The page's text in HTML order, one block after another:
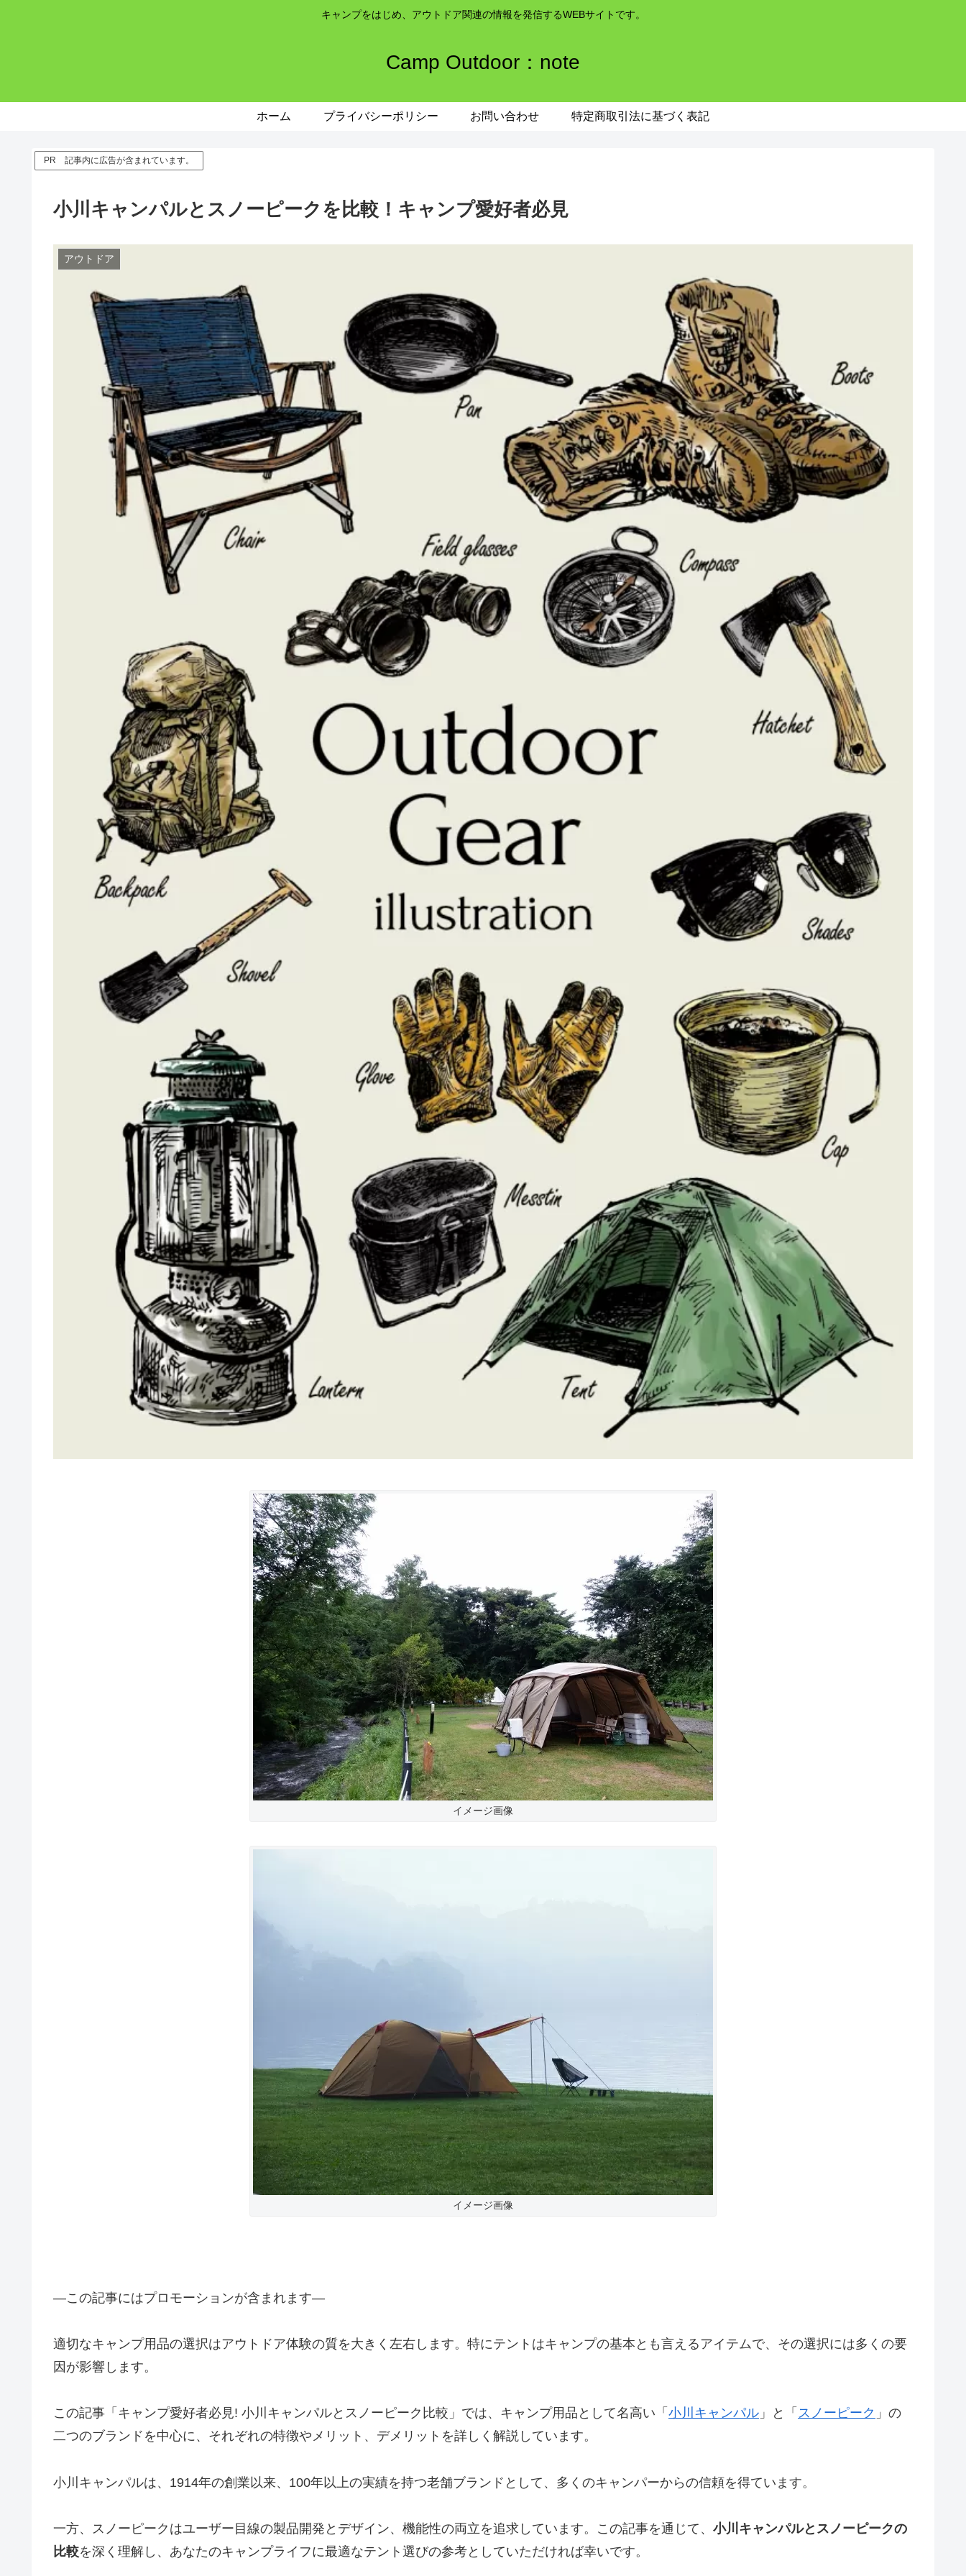
キャンプをはじめ、アウトドア関連の情報を発信するWEBサイトです。
Camp Outdoor：note
ホーム プライバシーポリシー お問い合わせ 特定商取引法に基づく表記
PR 記事内に広告が含まれています。
小川キャンパルとスノーピークを比較！キャンプ愛好者必見
アウトドア
イメージ画像
イメージ画像
―この記事にはプロモーションが含まれます―
適切なキャンプ用品の選択はアウトドア体験の質を大きく左右します。特にテントはキャンプの基本とも言えるアイテムで、その選択には多くの要
因が影響します。
この記事「キャンプ愛好者必見! 小川キャンパルとスノーピーク比較」では、キャンプ用品として名高い「 小川キャンパル 」と「 スノーピーク 」の
二つのブランドを中心に、それぞれの特徴やメリット、デメリットを詳しく解説しています。
小川キャンパルは、1914年の創業以来、100年以上の実績を持つ老舗ブランドとして、多くのキャンパーからの信頼を得ています。
一方、スノーピークはユーザー目線の製品開発とデザイン、機能性の両立を追求しています。この記事を通じて、 小川キャンパルとスノーピークの
比較を深く理解し、あなたのキャンプライフに最適なテント選びの参考としていただければ幸いです。